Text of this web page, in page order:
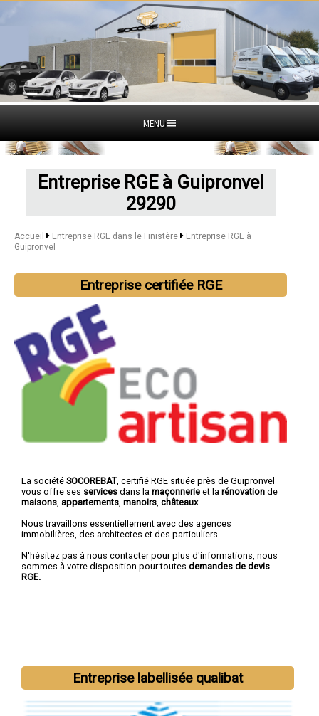
MENU
Entreprise RGE à Guipronvel
29290
Accueil Entreprise RGE dans le Finistère
Entreprise RGE à
Guipronvel
Entreprise certifiée RGE
La société SOCOREBAT, certifié RGE située près de Guipronvel
vous offre ses services dans la maçonnerie et la rénovation de
maisons, appartements, manoirs, châteaux.
Nous travaillons essentiellement avec des agences
immobilières, des architectes et des particuliers.
N'hésitez pas à nous contacter pour plus d'informations, nous
sommes à votre disposition pour toutes demandes de devis
RGE.
Quimper,Concarneau,Morlaix,Douarnenez,Landerneau,
Plougastel-Daoulas, Plouzané,Quimperlé
Entreprise labellisée qualibat